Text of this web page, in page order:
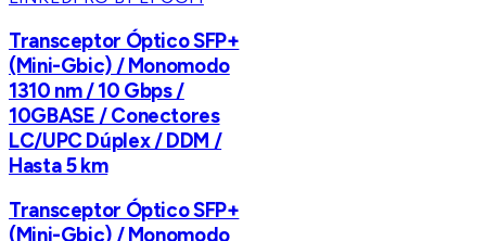
Transceptor Óptico SFP+
(Mini-Gbic) / Monomodo
1310 nm / 10 Gbps /
10GBASE / Conectores
LC/UPC Dúplex / DDM /
Hasta 5 km
Transceptor Óptico SFP+
(Mini-Gbic) / Monomodo